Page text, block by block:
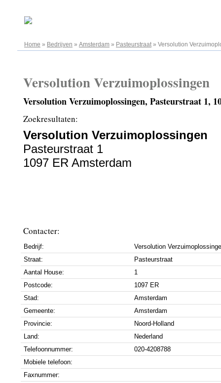
Home » Bedrijven » Amsterdam » Pasteurstraat» Versolution
Versolution Verzuimoplossingen
Versolution Verzuimoplossingen, Pasteurstraat 1,
Zoekresultaten:
Versolution Verzuimoplossingen
Pasteurstraat 1
1097 ER Amsterdam
Contacter:
Bedrijf:
Versolution
Straat:
Pasteurstraat
Aantal House:
1
Postcode:
1097 ER
Stad:
Amsterdam
Gemeente:
Amsterdam
Provincie:
Noord-Holland
Land:
Nederland
Telefoonnummer:
020-4208788
Mobiele telefoon:
Faxnummer: